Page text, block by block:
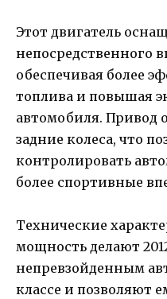
Этот двигатель
непосредственного
обеспечивая более
топлива и повышая
автомобиля. Привод
задние колеса, что
контролировать
более спортивные
Технические
мощность делают
непревзойденным
классе и позволяют